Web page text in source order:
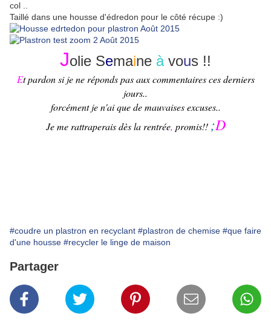
col ..
Taillé dans une housse d'édredon pour le côté récupe :)
Jolie Semaine àvous !!
Et pardon si je ne réponds pas aux commentaires ces derniers
jours..
forcément je n'ai que de mauvaises excuses..
Je me rattraperais dès la rentrée, promis!! ;D
#coudre un plastron en recyclant #plastron de chemise #que faire
d'une housse #recycler le linge de maison
Partager